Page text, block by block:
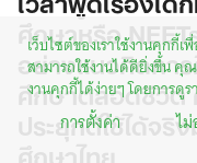
เว็บไซต์ของเราใช้งานคุกกี้
สามารถใช้งานได้ดียิ่งขึ้น คุ
งานคุกกี้ได้ง่ายๆ โดยการดู
การตั้งค่า ไ
ศึกษาหรือ
อย่างแนวคิดก
ศึกษาตลอดชีวิต
ประยุกต์ใช้ได้จ